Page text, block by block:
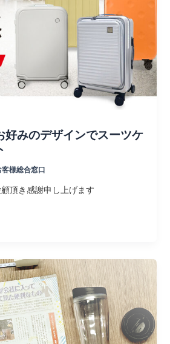
好みのデザインでスーツケ
客様総合窓口
頂き感謝申し上げます